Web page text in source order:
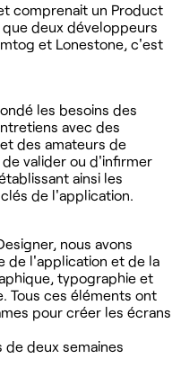
comprenait un Product
que deux développeurs
et Lonestone, c'est
les besoins des
avec des
des amateurs de
valider ou d'infirmer
ainsi les
de l'application.
nous avons
de l'application et de la
typographie et
Tous ces éléments ont
pour créer les écrans
deux semaines